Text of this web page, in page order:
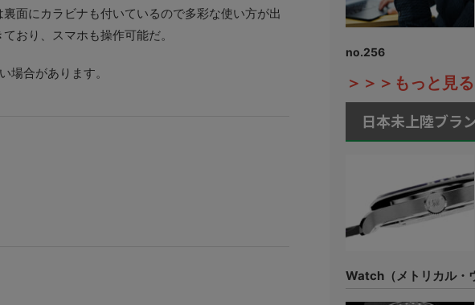
面にカラビナも付いているので多彩な使い方が出
おり、スマホも操作可能だ。
場合があります。
no.256
＞＞＞もっと見る
日本未上陸ブラ
Watch（メトリカル・